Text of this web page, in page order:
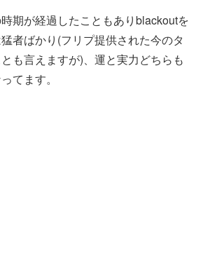
期が経過したこともありblackoutを
者ばかり(フリプ提供された今のタ
も言えますが)、運と実力どちらも
てます。